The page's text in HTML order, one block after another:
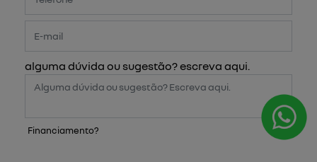
alguma dúvida ou sugestão? escreva aqui.
Financiamento?